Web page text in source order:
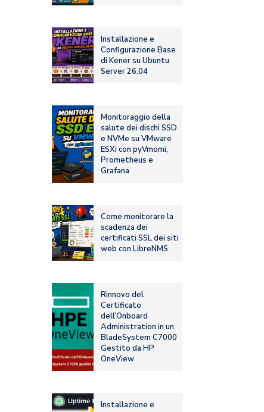
Installazione e
Configurazione Base
di Kener su Ubuntu
Server 26.04
Monitoraggio della
salute dei dischi SSD
e NVMe su VMware
ESXi con pyVmomi,
Prometheus e
Grafana
Come monitorare la
scadenza dei
certificati SSL dei siti
web con LibreNMS
Rinnovo del
Certificato
dell’Onboard
Administration in un
BladeSystem C7000
Gestito da HP
OneView
Installazione e